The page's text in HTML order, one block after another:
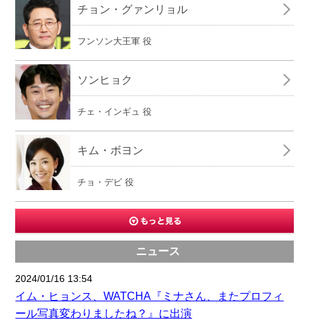
チョン・グァンリョル
フンソン大王軍 役
ソンヒョク
チェ・インギュ 役
キム・ボヨン
チョ・デビ 役
ニュース
2024/01/16 13:54
イム・ヒョンス、WATCHA『ミナさん、またプロフィ
ール写真変わりましたね？』に出演